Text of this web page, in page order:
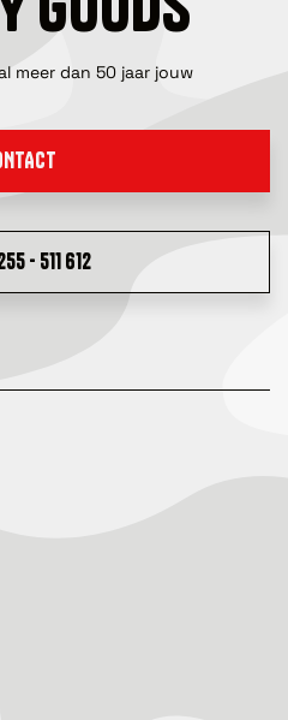
meer dan 50 jaar jouw
- 511 612